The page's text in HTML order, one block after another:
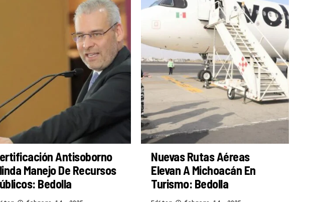
Antisoborno
Manejo De Recursos
Bedolla
Nuevas Rutas Aéreas
Elevan A Michoacán En
Turismo: Bedolla